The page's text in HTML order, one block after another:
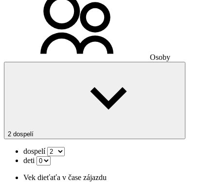
Osoby
2 dospelí
dospelí
deti
Vek dieťaťa v čase zájazdu